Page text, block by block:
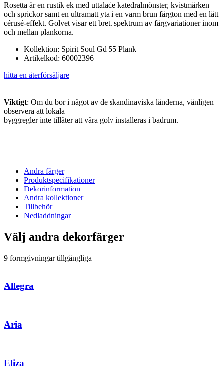
Rosetta är en rustik ek med uttalade katedralmönster, kvistmärken
och sprickor samt en ultramatt yta i en varm brun färgton med en lätt
cérusé-effekt. Golvet visar ett brett spektrum av färgvariationer inom
och mellan plankorna.
Kollektion: Spirit Soul Gd 55 Plank
Artikelkod: 60002396
hitta en återförsäljare
Viktigt: Om du bor i något av de skandinaviska länderna, vänligen
observera att lokala
byggregler inte tillåter att våra golv installeras i badrum.
Andra färger
Produktspecifikationer
Dekorinformation
Andra kollektioner
Tillbehör
Nedladdningar
Välj andra dekorfärger
9 formgivningar tillgängliga
Allegra
Aria
Eliza